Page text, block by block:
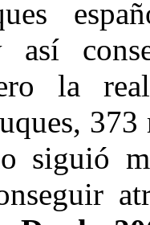
así
la
siguió